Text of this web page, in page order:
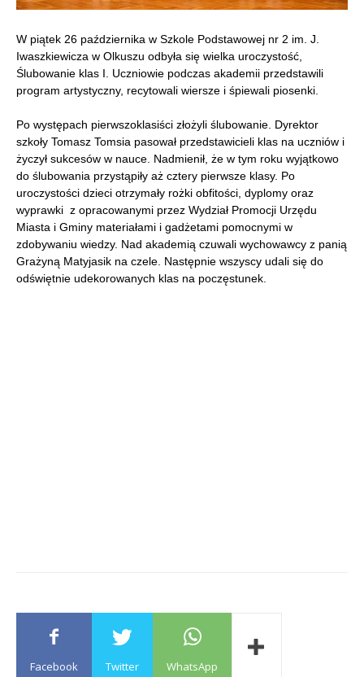
W piątek 26 października w Szkole Podstawowej nr 2 im. J.
Iwaszkiewicza w Olkuszu odbyła się wielka uroczystość,
Ślubowanie klas I. Uczniowie podczas akademii przedstawili
program artystyczny, recytowali wiersze i śpiewali piosenki.
Po występach pierwszoklasiści złożyli ślubowanie. Dyrektor
szkoły Tomasz Tomsia pasował przedstawicieli klas na uczniów i
życzył sukcesów w nauce. Nadmienił, że w tym roku wyjątkowo
do ślubowania przystąpiły aż cztery pierwsze klasy. Po
uroczystości dzieci otrzymały rożki obfitości, dyplomy oraz
wyprawki z opracowanymi przez Wydział Promocji Urzędu
Miasta i Gminy materiałami i gadżetami pomocnymi w
zdobywaniu wiedzy. Nad akademią czuwali wychowawcy z panią
Grażyną Matyjasik na czele. Następnie wszyscy udali się do
odświętnie udekorowanych klas na poczęstunek.
Facebook Twitter WhatsApp